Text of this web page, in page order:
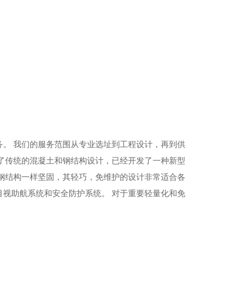
我们的服务范围从专业选址到工程设计，再到供
统的混凝土和钢结构设计，已经开发了一种新型
构一样坚固，其轻巧，免维护的设计非常适合各
助航系统和安全防护系统。 对于重要轻量化和免